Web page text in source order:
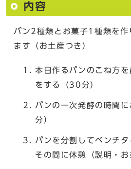
内容
パン2種類とお菓子1種類を作
ます（お土産つき）
本日作るパンのこね方
をする（30分）
パンの一次発酵の時間
分）
パンを分割してベンチ
その間に休憩（説明・お